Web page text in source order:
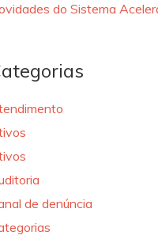
do Sistema
de denúncia